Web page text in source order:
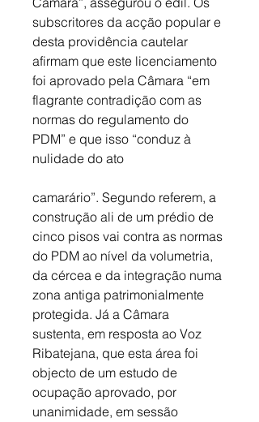
subscritores da acção popular e
desta providência cautelar
afirmam que este licenciamento
foi aprovado pela Câmara “em
flagrante contradição com as
normas do regulamento do
PDM” e que isso “conduz à
nulidade do ato
camarário”. Segundo referem, a
construção ali de um prédio de
cinco pisos vai contra as normas
do PDM ao nível da volumetria,
da cércea e da integração numa
zona antiga patrimonialmente
protegida. Já a Câmara
sustenta, em resposta ao Voz
Ribatejana, que esta área foi
objecto de um estudo de
ocupação aprovado, por
unanimidade, em sessão